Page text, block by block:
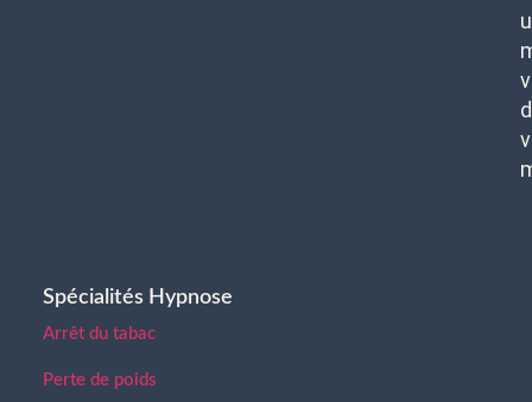
Spécialités Hypnose
Arrêt du tabac
Perte de poids